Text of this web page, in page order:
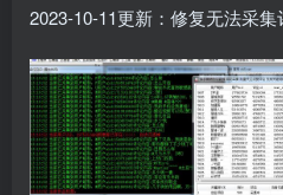
2023-10-11更新：修复无法采集